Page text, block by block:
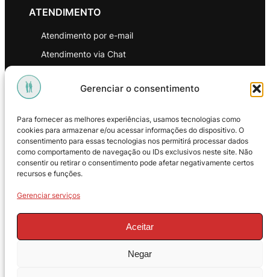
Gerenciar o consentimento
Para fornecer as melhores experiências, usamos tecnologias como
cookies para armazenar e/ou acessar informações do dispositivo. O
consentimento para essas tecnologias nos permitirá processar dados
como comportamento de navegação ou IDs exclusivos neste site. Não
consentir ou retirar o consentimento pode afetar negativamente certos
recursos e funções.
Gerenciar serviços
Aceitar
Negar
ATENDIMENTO
Atendimento por e-mail
Atendimento via Chat
Política de Privacidade
Política de Troca e Devoluções
Política de Reembolso